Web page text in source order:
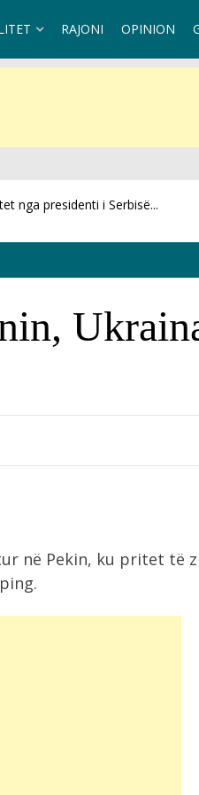
RAJONI OPINION
nga presidenti i Serbisë...
në Pekin, ku pritet të